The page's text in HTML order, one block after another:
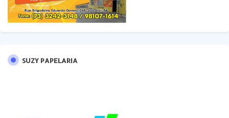
SUZY PAPELARIA